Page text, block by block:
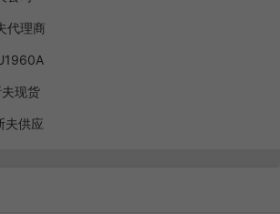
福塑通塑料科技有限公司，有需要可以电
代理商
现货
夫供应